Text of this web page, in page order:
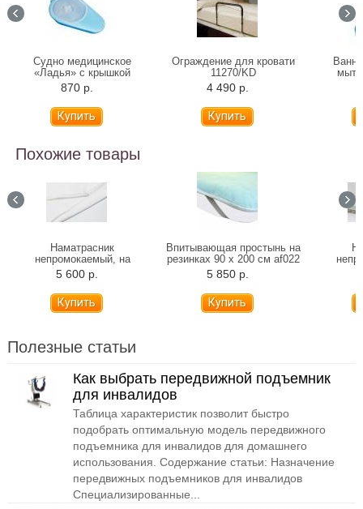
Судно медицинское
«Ладья» с крышкой
870 р.
Ограждение для кровати
11270/KD
4 490 р.
Похожие товары
Наматрасник
непромокаемый, на
молнии ткань
Dahlia/Bielastic
(клеенчатая верхняя
часть) NPB019R
5 600 р.
Впитывающая простынь на
резинках 90 х 200 см af022
5 850 р.
Полезные статьи
Как выбрать передвижной подъемник
для инвалидов
Таблица характеристик позволит быстро
подобрать оптимальную модель передвижного
подъемника для инвалидов для домашнего
использования. Содержание статьи: Назначение
передвижных подъемников для инвалидов
Специализированные...